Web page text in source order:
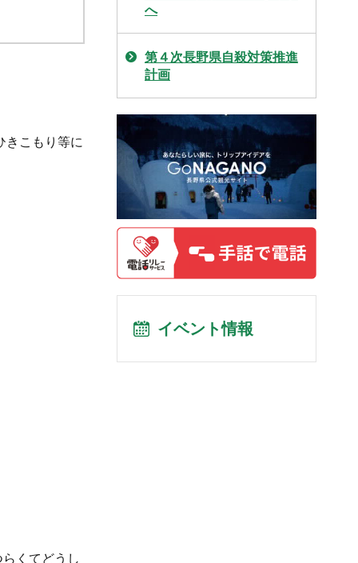
きこもり等に
くてどうし
へ
第４次長野県自殺対策推進
計画
イベント情報